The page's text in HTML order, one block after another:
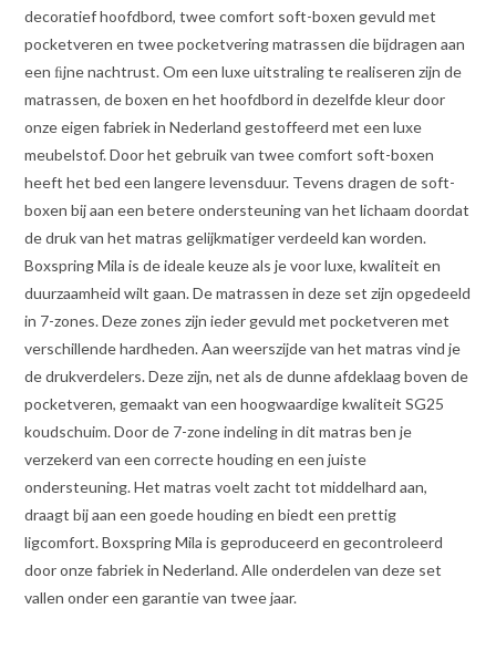
decoratief hoofdbord, twee comfort soft-boxen gevuld met
pocketveren en twee pocketvering matrassen die bijdragen aan
een ﬁjne nachtrust. Om een luxe uitstraling te realiseren zijn de
matrassen, de boxen en het hoofdbord in dezelfde kleur door
onze eigen fabriek in Nederland gestoffeerd met een luxe
meubelstof. Door het gebruik van twee comfort soft-boxen
heeft het bed een langere levensduur. Tevens dragen de soft-
boxen bij aan een betere ondersteuning van het lichaam doordat
de druk van het matras gelijkmatiger verdeeld kan worden.
Boxspring Mila is de ideale keuze als je voor luxe, kwaliteit en
duurzaamheid wilt gaan. De matrassen in deze set zijn opgedeeld
in 7-zones. Deze zones zijn ieder gevuld met pocketveren met
verschillende hardheden. Aan weerszijde van het matras vind je
de drukverdelers. Deze zijn, net als de dunne afdeklaag boven de
pocketveren, gemaakt van een hoogwaardige kwaliteit SG25
koudschuim. Door de 7-zone indeling in dit matras ben je
verzekerd van een correcte houding en een juiste
ondersteuning. Het matras voelt zacht tot middelhard aan,
draagt bij aan een goede houding en biedt een prettig
ligcomfort. Boxspring Mila is geproduceerd en gecontroleerd
door onze fabriek in Nederland. Alle onderdelen van deze set
vallen onder een garantie van twee jaar.